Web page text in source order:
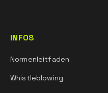
INFOS
Normenleitfaden
Whistleblowing